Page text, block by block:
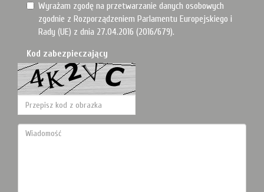
Wyrażam zgodę na przetwarzanie danych osobowych
zgodnie z Rozporządzeniem Parlamentu Europejskiego i
Rady (UE) z dnia 27.04.2016 (2016/679).
Kod zabezpieczający